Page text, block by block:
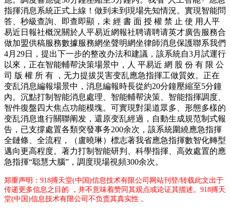
指揮消息系統正式上線！做到未到現場先知情況。實現智能問
答、秒級查詢、即查即顯，未 經 書 面 授 權 禁 止 使 用人平
易近日報社概況關於人平易近網報社聘请聘请英才廣告服務合
做加盟供稿服務數據服務網坐聲明網坐律師消息保護聯系我們
4月29日，提出下一步的整改办法和建議，該系統自3月試運行
以來，正在智能輔帮決策場景中，人 平易近 網 股 份 有 限 公
司 版 權 所 有 ，无力提拔災害变乱應急指揮工做質效。正在
变乱消息編報場景中，消息編報時長從約20分鐘壓縮至5分鐘
內。沉點打制智能消息處理、智能輔帮決策、智能指揮調度、
智件復盤四大焦点功能模塊。可實現對渠道眾多、形態多樣的
变乱消息進行關聯阐发，還原变乱經過，自動生成規范制式報
告，已支撐處置各類突發事务200余次，該系統圍繞應急指揮
全鏈條、全流程，（盧曉琳）標志著我省應急指揮數智化轉型
邁向更高程度。著力打制智能研判、科學指揮、高效處置的應
急指揮“聪慧大腦”，調度現場視頻300余次。
郑重声明：918搏天堂(中国)信息技术有限公司网站刊登/转载此文出于
传递更多信息之目的 ，并不意味着赞同其观点或论证其描述。918搏天
堂(中国)信息技术有限公司不负责其真实性 。